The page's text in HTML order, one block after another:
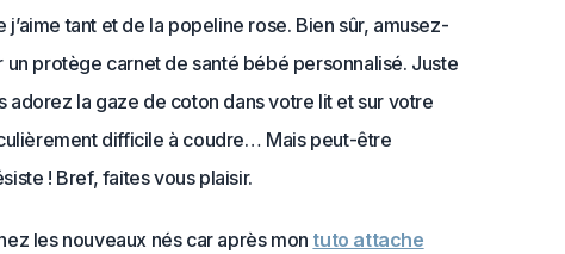
tant et de la popeline rose. Bien sûr, amusez-
un protège carnet de santé bébé personnalisé. Juste
adorez la gaze de coton dans votre lit et sur votre
difficile à coudre… Mais peut-être
! Bref, faites vous plaisir.
les nouveaux nés car après mon tuto attache